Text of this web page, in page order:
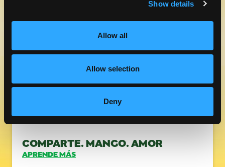
Show details
Allow all
Allow selection
Deny
COMPARTE. MANGO. AMOR
APRENDE MÁS